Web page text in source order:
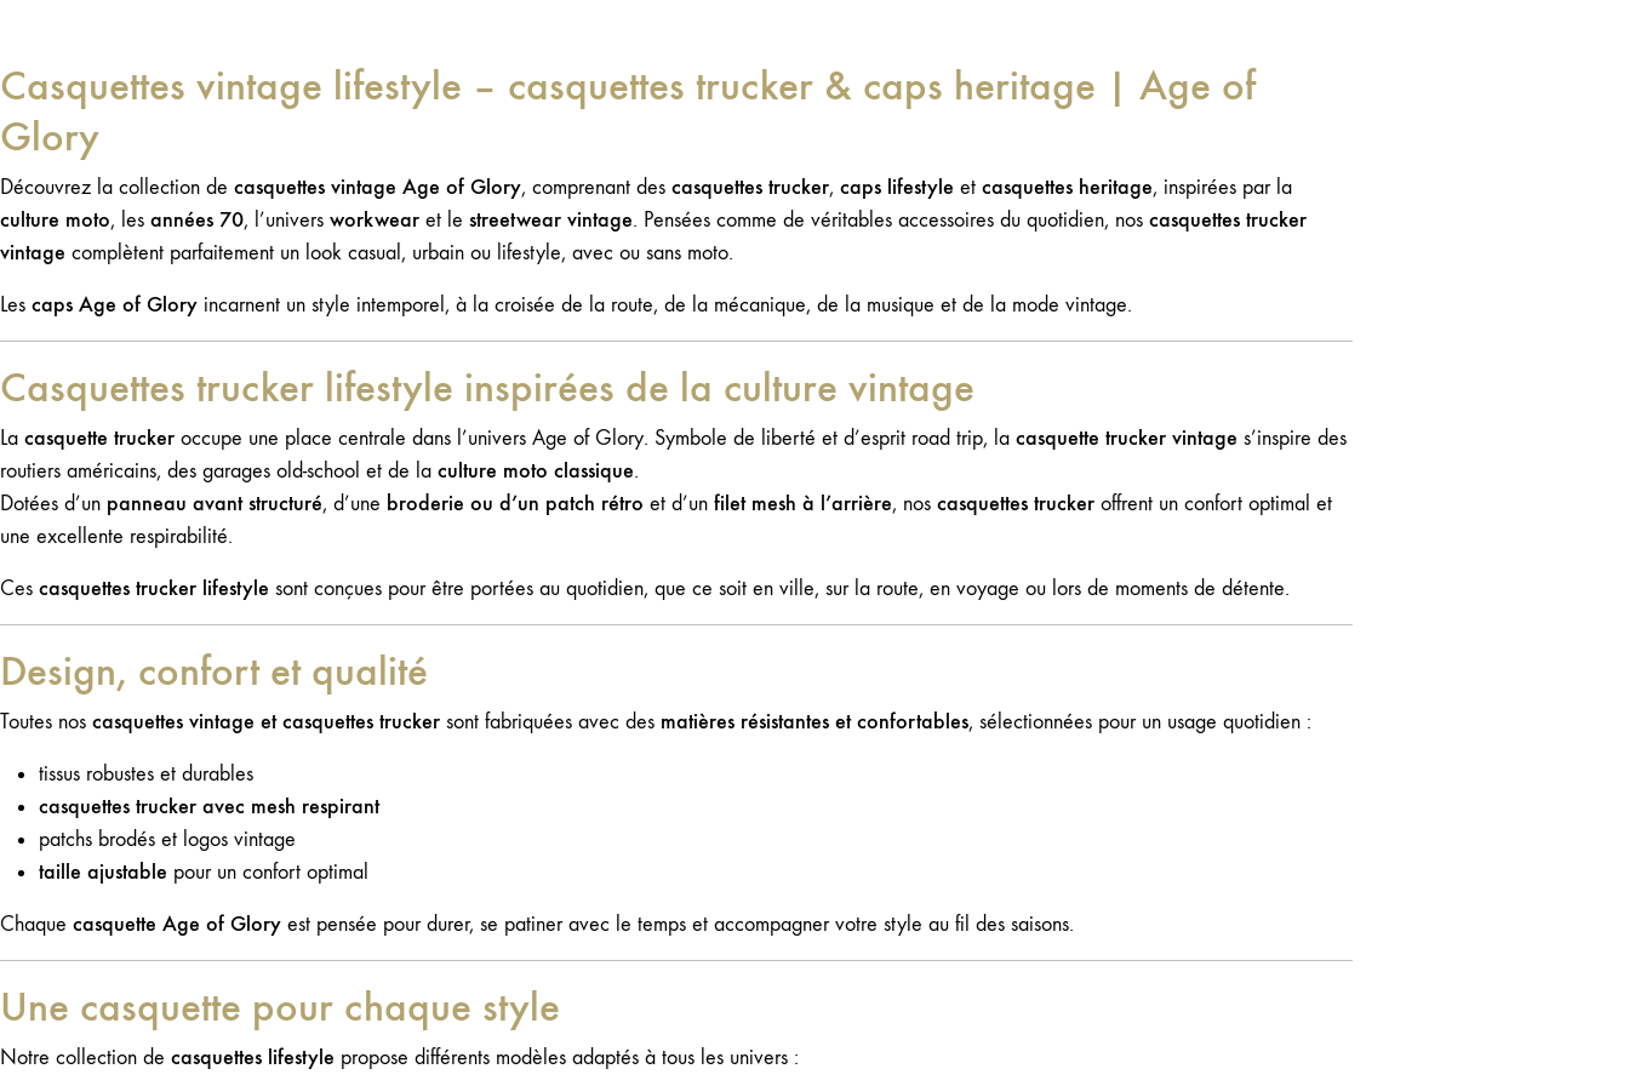
Nylon mesh sur la partie arrière Taille
ajustable: 54 - 59 cm
participer à une course... Ensuite, il y a votre
préparation à la course, physiquement et
machine. L’excitation et l’adrénaline se
propagent progressivement à l’ensemble de
votre corps... Puis arrivent le temps des
quand vous voyez le drapeau à damiers et
pensez à tout ce processus et le travail
d’équipe pour y parvenir... Une leçon de
vie…65 % coton / 35 % polyester Nylon
mesh sur la partie arrière Taille ajustable: 54-
59cm
Casquettes vintage lifestyle – casquettes trucker & caps heritage | Age of
Glory
Découvrez la collection de casquettes vintage Age of Glory, comprenant des casquettes trucker, caps lifestyle et casquettes heritage, inspirées par la
culture moto, les années 70, l’univers workwear et le streetwear vintage. Pensées comme de véritables accessoires du quotidien, nos casquettes trucker
vintage complètent parfaitement un look casual, urbain ou lifestyle, avec ou sans moto.
Les caps Age of Glory incarnent un style intemporel, à la croisée de la route, de la mécanique, de la musique et de la mode vintage.
Casquettes trucker lifestyle inspirées de la culture vintage
La casquette trucker occupe une place centrale dans l’univers Age of Glory. Symbole de liberté et d’esprit road trip, la casquette trucker vintage s’inspire des
routiers américains, des garages old-school et de la culture moto classique.
Dotées d’un panneau avant structuré, d’une broderie ou d’un patch rétro et d’un filet mesh à l’arrière, nos casquettes trucker offrent un confort optimal et
une excellente respirabilité.
Ces casquettes trucker lifestyle sont conçues pour être portées au quotidien, que ce soit en ville, sur la route, en voyage ou lors de moments de détente.
Design, confort et qualité
Toutes nos casquettes vintage et casquettes trucker sont fabriquées avec des matières résistantes et confortables, sélectionnées pour un usage quotidien :
tissus robustes et durables
casquettes trucker avec mesh respirant
patchs brodés et logos vintage
taille ajustable pour un confort optimal
Chaque casquette Age of Glory est pensée pour durer, se patiner avec le temps et accompagner votre style au fil des saisons.
Une casquette pour chaque style
Notre collection de casquettes lifestyle propose différents modèles adaptés à tous les univers :